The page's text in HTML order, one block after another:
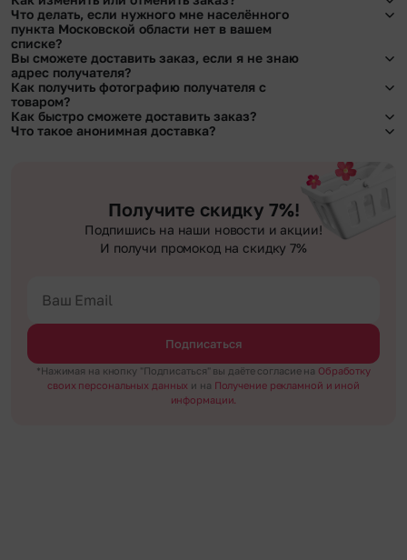
телефону горячей линии или в чате.
Мы предусмотрели все возможные варианты оплаты:
Наличными.
Банковскими картами Visa, MasterCard, МИР, сбп
Картами рассрочки Халва, Совесть и Свобода.
Через Yandex Pay, UnionPay,
Через Робокасса.
Чтобы внести изменения, выбрать другой букет или добавить подарок
свяжитесь с нашими менеджерами по телефонам горячей линии или в чате,
они помогут решить любой вопрос.
Что делать, если нужного мне населённого
пункта Московской области нет в вашем
списке?
Свяжитесь с нашими менеджерами по телефонам горячей линии или в чате.
Мы обязательно найдем выход из ситуации.
Вы сможете доставить заказ, если я не знаю
адрес получателя?
Да. У нас действует услуга «Уточнение адреса». Зная телефон получателя,
наши менеджеры связываются с получателем и уточняют адрес и удобное
время доставки.
Как получить фотографию получателя с
товаром?
При оформлении заказа Вы можете сделать отметку в поле «Фото получателя
Как быстро сможете доставить заказ?
цветы раньше? Оформите услугу срочной доставки, и мы доставим букет
Что такое анонимная доставка?
заказа Вы можете сделать отметку в поле «Анонимная доставка». Мы
Получите скидку 7%!
Подпишись на наши новости и акции!
И получи промокод на скидку 7%
Подписаться
*Нажимая на кнопку "Подписаться" вы даёте согласие на Обработку
своих персональных данных и на Получение рекламной и иной
информации.